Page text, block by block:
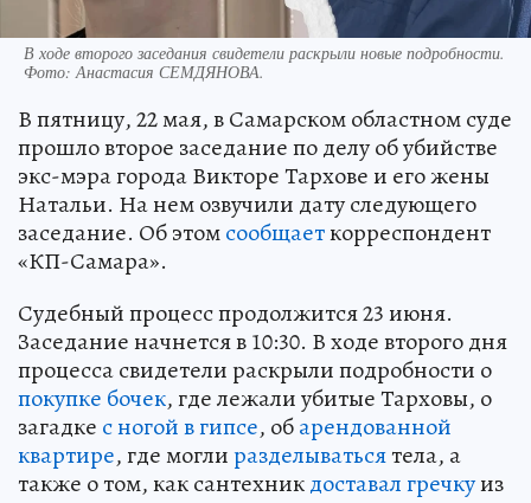
В ходе второго заседания свидетели раскрыли новые подробности.
Фото:Анастасия СЕМДЯНОВА.
В пятницу, 22 мая, в Самарском областном суде
прошло второе заседание по делу об убийстве
экс-мэра города Викторе Тархове и его жены
Натальи. На нем озвучили дату следующего
заседание. Об этомсообщаеткорреспондент
«КП-Самара».
Судебный процесс продолжится 23 июня.
Заседание начнется в 10:30. В ходе второго дня
процесса свидетели раскрыли подробности о
покупке бочек, где лежали убитые Тарховы, о
загадке с ногой в гипсе, обарендованной
квартире, где моглиразделыватьсятела, а
также о том, как сантехникдоставал гречкуиз